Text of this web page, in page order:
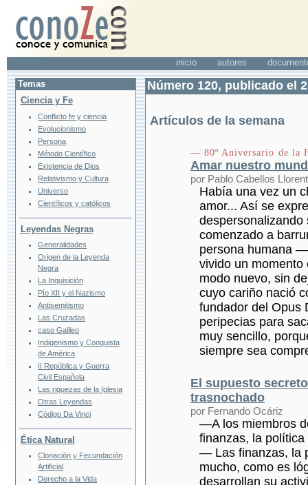
inicio autores
Número 120, publicado el
Artículos de la semana
— 80º Aniversario de la
Amar nuestro
por Pablo Cabellos
Había una vez un
amor... Así se
comenzado a
persona humana
vivido un momento
modo nuevo, sin
cuyo cariño nació
fundador del Opus
peripecias para
muy sencillo,
siempre sea
El supuesto
trasnochado
por Fernando Ocáriz
—A los miembros
finanzas, la
— Las finanzas, la
mucho, como es
desarrollan su
Temas
Ciencia y Fe
Conflicto fe y ciencia
Evolucionismo
Persona
Método Científico
Existencia de Dios
Relativismo y Cultura
Universo
Científicos y católicos
Leyendas Negras
Generalidades
Origen de la Leyenda
Negra
La Inquisición
Pío XII y el Nazismo
Antisemitismo
Las Cruzadas
caso Galileo
Indigenismo y Conquista
de América
II República y Guerra
Civil Española
Las riquezas de la Iglesia
Otras Leyendas
Código Da Vinci
Ética Natural
Clonación y Fecundación
Artificial
Derecho a la Vida